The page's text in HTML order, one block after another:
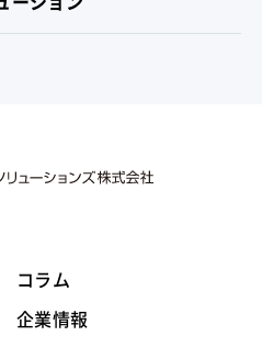
コラム
企業情報